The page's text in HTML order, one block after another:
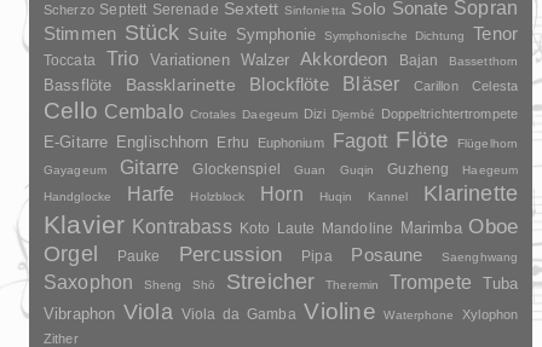
Scherzo Septett Serenade Sextett Sinfonietta Solo Sonate Sopran
Stimmen Stück Suite Symphonie Symphonische Dichtung Tenor
Toccata Trio Variationen Walzer Akkordeon Bajan Bassetthorn
Bassflöte Bassklarinette Blockflöte Bläser Carillon Celesta
Cello Cembalo Crotales Daegeum Dizi Djembé Doppeltrichtertrompete
E-Gitarre Englischhorn Erhu Euphonium Fagott Flöte
Flügelhorn
Gayageum
Gitarre Glockenspiel Guan Guqin Guzheng
Haegeum
Handglocke
Harfe Holzblock Horn Huqin Kannel Klarinette
Klavier Kontrabass Koto Laute Mandoline Marimba Oboe
Orgel Pauke Percussion Pipa Posaune Saenghwang
Saxophon Sheng Shō Streicher Theremin Trompete
Tuba
Vibraphon Viola Viola da Gamba Violine Waterphone
Xylophon
Zither